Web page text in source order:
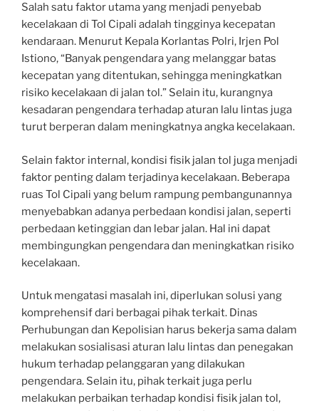
Salah satu faktor utama yang menjadi penyebab
kecelakaan di Tol Cipali adalah tingginya kecepatan
kendaraan. Menurut Kepala Korlantas Polri, Irjen Pol
Istiono, “Banyak pengendara yang melanggar batas
kecepatan yang ditentukan, sehingga meningkatkan
risiko kecelakaan di jalan tol.” Selain itu, kurangnya
kesadaran pengendara terhadap aturan lalu lintas juga
turut berperan dalam meningkatnya angka kecelakaan.
Selain faktor internal, kondisi fisik jalan tol juga menjadi
faktor penting dalam terjadinya kecelakaan. Beberapa
ruas Tol Cipali yang belum rampung pembangunannya
menyebabkan adanya perbedaan kondisi jalan, seperti
perbedaan ketinggian dan lebar jalan. Hal ini dapat
membingungkan pengendara dan meningkatkan risiko
kecelakaan.
Untuk mengatasi masalah ini, diperlukan solusi yang
komprehensif dari berbagai pihak terkait. Dinas
Perhubungan dan Kepolisian harus bekerja sama dalam
melakukan sosialisasi aturan lalu lintas dan penegakan
hukum terhadap pelanggaran yang dilakukan
pengendara. Selain itu, pihak terkait juga perlu
melakukan perbaikan terhadap kondisi fisik jalan tol,